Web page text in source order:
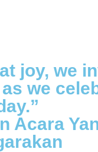
joy, we
we
Acara